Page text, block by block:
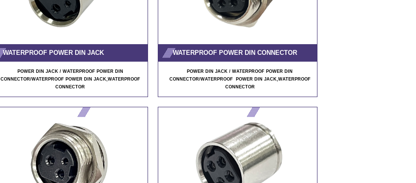
WATERPROOF POWER DIN JACK
POWER DIN JACK / WATERPROOF POWER DIN
CONNECTOR/WATERPROOF POWER DIN JACK,WATERPROOF
CONNECTOR
WATERPROOF POWER DIN CONNECTOR
POWER DIN JACK / WATERPROOF POWER DIN
CONNECTOR/WATERPROOF POWER DIN JACK,WATERPROOF
CONNECTOR